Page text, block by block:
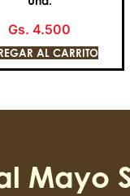
Gs. 4.500
AL CARRITO
Mayo